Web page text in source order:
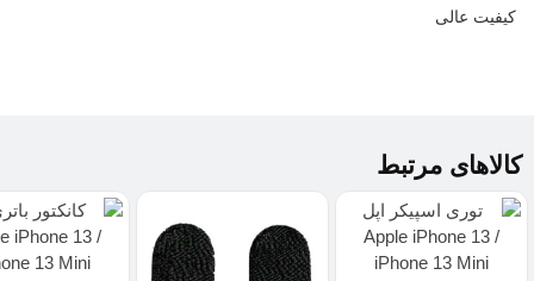
کیفیت عالی
کالاهای مرتبط